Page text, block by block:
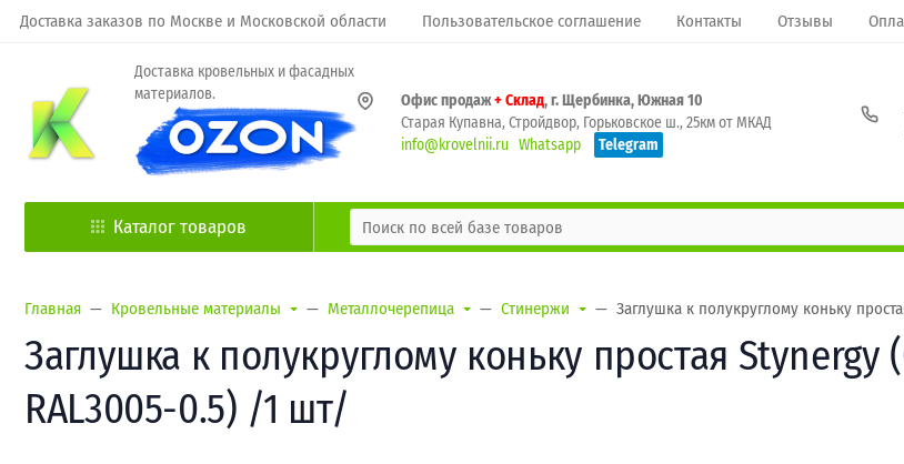
Доставка заказов по Москве и Московской области Пользовательское соглашение Контакты Отзывы
Доставка кровельных и фасадных
материалов.
Офис продаж+ Склад, г. Щербинка, Южная 10
Старая Купавна, Стройдвор, Горьковское ш., 25км от МКАД
info@krovelnii.ru Whatsapp Telegram
Каталог товаров
Главная Кровельные материалы Металлочерепица Стинержи Заглушка к полукруглому коньку
Заглушка к полукруглому коньку простая Stynergy
RAL3005-0.5) /1 шт/